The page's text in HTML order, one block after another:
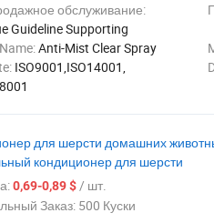
обслуживание:
Guideline Supporting
Anti-Mist Clear Spray
ISO9001,ISO14001,
для шерсти домашних
кондиционер для шерсти
0,69-0,89 $/ шт.
Заказ: 500 Куски